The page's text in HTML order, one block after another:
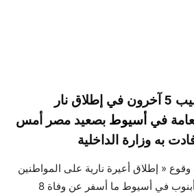
قُتل 8 أشخاص وأصيب 5 آخرون في إطلاق نار
في أسيوط بصعيد مصر أمس
« إطلاق أعيرة نارية على المواطنين
بشكل عشوائى بموقف أبنوب في أسيوط ما أسفر عن وفاة 8